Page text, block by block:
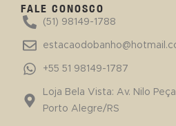
FALE CONOSCO
(51) 98149-1788
+55 51 98149-1787
Loja Bela Vista: Av. Nilo
Porto Alegre/RS